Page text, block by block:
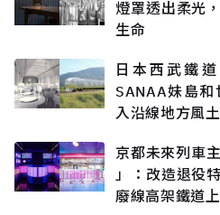
燈罩透出柔光
生命
日本西武鐵
SANAA妹島
入沿線地方風土
京都未來列車
」：改造退役
廢線高架鐵道